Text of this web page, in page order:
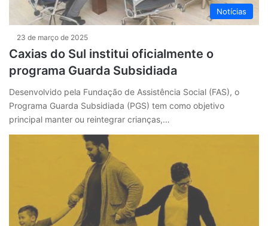
Notícias
23 de março de 2025
Caxias do Sul institui oficialmente o
programa Guarda Subsidiada
Desenvolvido pela Fundação de Assistência Social (FAS), o
Programa Guarda Subsidiada (PGS) tem como objetivo
principal manter ou reintegrar crianças,…